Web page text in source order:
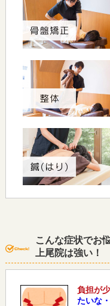
こんな症状でお
上尾院は強い！
負担が
たいな・